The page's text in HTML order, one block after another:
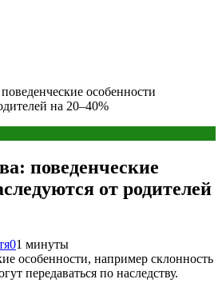
особенности
на 20–40%
поведенческие
от родителей
01 минуты
особенности, например склонность
передаваться по наследству.